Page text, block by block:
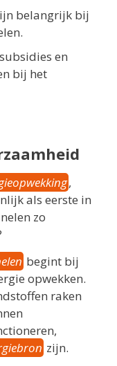
belangrijk bij
en
bij het
,
als eerste in
zo
begint bij
opwekken.
raken
zijn.